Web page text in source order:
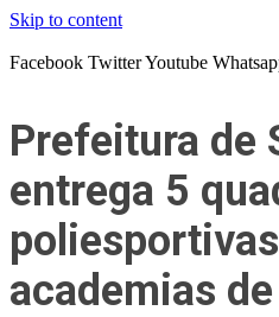
Skip to content
Facebook TwitterYoutube
Prefeitura de
entrega 5
academias